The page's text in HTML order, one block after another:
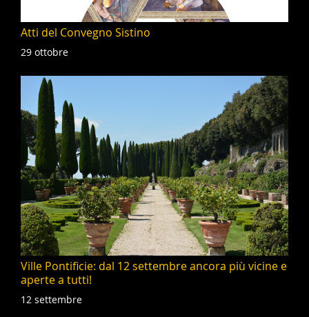
Atti del Convegno Sistino
29 ottobre
Ville Pontificie: dal 12 settembre ancora più vicine e
aperte a tutti!
12 settembre